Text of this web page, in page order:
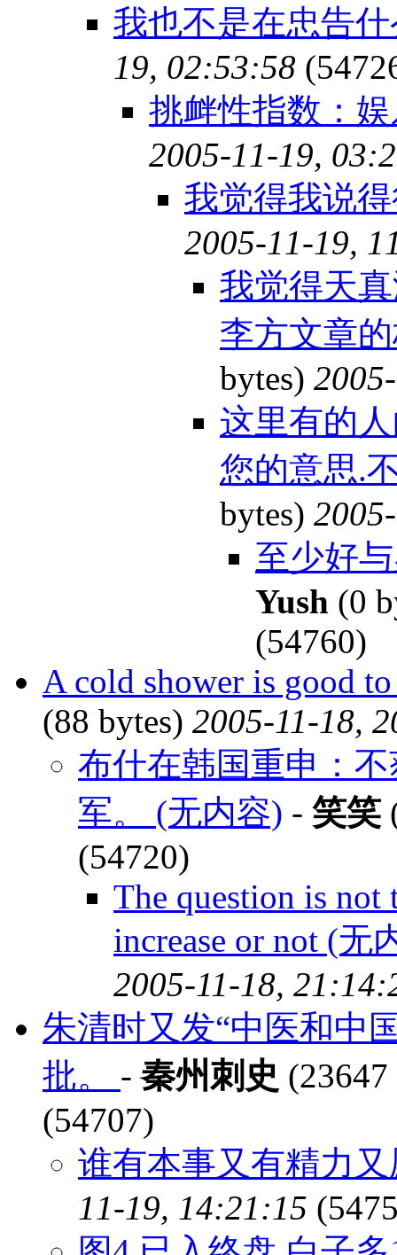
我也不是在忠告
19, 02:53:58
挑衅性指数：
2005-11-19,
我觉得我说
2005-11-19,
我觉得天
李方文章
bytes)
这里有的
您的意思.
bytes)
至少好
Yush (0
(54760)
A cold shower is good
(88 bytes) 2005-11-18,
布什在韩国重申：
军。 (无内容) - 笑笑
(54720)
The question is
increase or not (无
2005-11-18,
朱清时又发“中医和中
批。 -秦州刺史
(54707)
谁有本事又有精力
11-19, 14:21:15